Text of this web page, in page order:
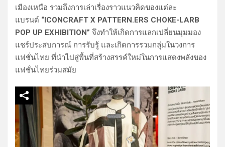
เมืองเหนือ รวมถึงการเล่าเรื่องราวแนวคิดของแต่ละ
แบรนด์ “ICONCRAFT X PATTERN.ERS CHOKE-LARB
POP UP EXHIBITION” จึงทำให้เกิดการแลกเปลี่ยนมุมมอง
แชร์ประสบการณ์ การรับรู้ และเกิดการรวมกลุ่มในวงการ
แฟชั่นไทย ที่นำไปสู่พื้นที่สร้างสรรค์ใหม่ในการแสดงพลังของ
แฟชั่นไทยร่วมสมัย